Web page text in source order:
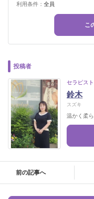
利用条件： 全員
こ
投稿者
セラピスト
鈴木
スズキ
温かく柔
前の記事へ